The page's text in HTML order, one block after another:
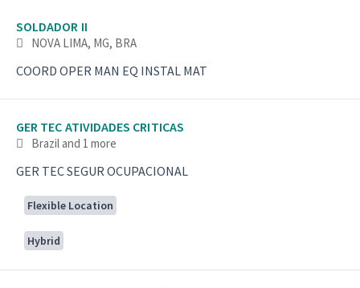
SOLDADOR II
NOVA LIMA, MG, BRA
COORD OPER MAN EQ INSTAL MAT
GER TEC ATIVIDADES CRITICAS
Braziland 1 more
GER TEC SEGUR OCUPACIONAL
Flexible Location
Hybrid